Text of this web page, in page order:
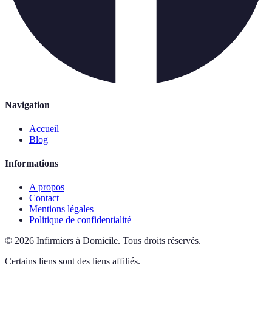
Navigation
Accueil
Blog
Informations
A propos
Contact
Mentions légales
Politique de confidentialité
© 2026 Infirmiers à Domicile. Tous droits réservés.
Certains liens sont des liens affiliés.